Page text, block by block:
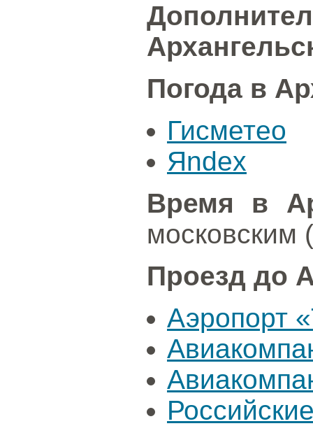
Погода в
Гисметео
Яndex
Время в
московским
Проезд до
Аэропорт